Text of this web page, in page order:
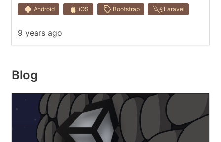
Android iOS Bootstrap Laravel
9 years ago
Blog